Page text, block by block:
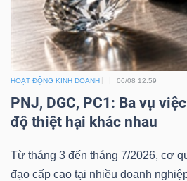
HOẠT ĐỘNG KINH DOANH 06/08 12:59
PNJ, DGC, PC1: Ba vụ
độ thiệt hại khác nhau
Từ tháng 3 đến tháng 7/2026, cơ
đạo cấp cao tại nhiều doanh